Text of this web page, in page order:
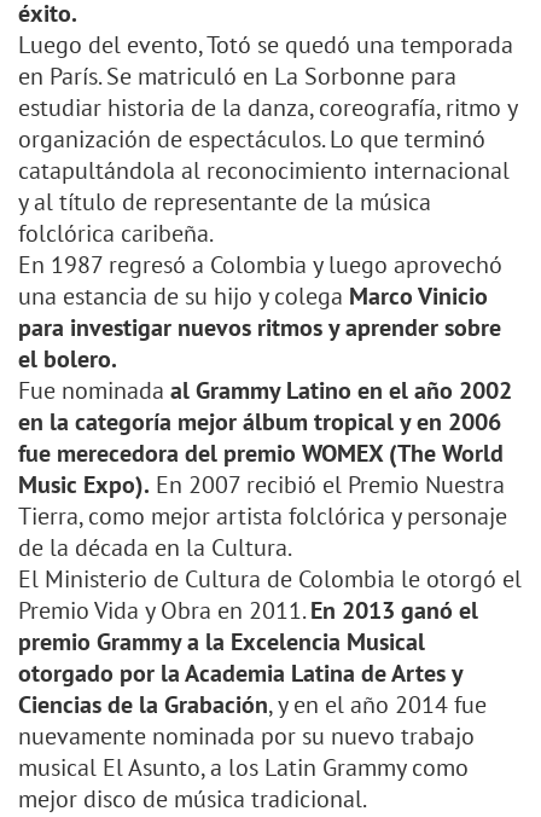
éxito.
Luego del evento, Totó se quedó una temporada
en París. Se matriculó en La Sorbonne para
estudiar historia de la danza, coreografía, ritmo y
organización de espectáculos. Lo que terminó
catapultándola al reconocimiento internacional
y al título de representante de la música
folclórica caribeña.
En 1987 regresó a Colombia y luego aprovechó
una estancia de su hijo y colega Marco Vinicio
para investigar nuevos ritmos y aprender sobre
el bolero.
Fue nominada al Grammy Latino en el año 2002
en la categoría mejor álbum tropical y en 2006
fue merecedora del premio WOMEX (The World
Music Expo). En 2007 recibió el Premio Nuestra
Tierra, como mejor artista folclórica y personaje
de la década en la Cultura.
El Ministerio de Cultura de Colombia le otorgó el
Premio Vida y Obra en 2011.En 2013 ganó el
premio Grammy a la Excelencia Musical
otorgado por la Academia Latina de Artes y
Ciencias de la Grabación, y en el año 2014 fue
nuevamente nominada por su nuevo trabajo
musical El Asunto, a los Latin Grammy como
mejor disco de música tradicional.